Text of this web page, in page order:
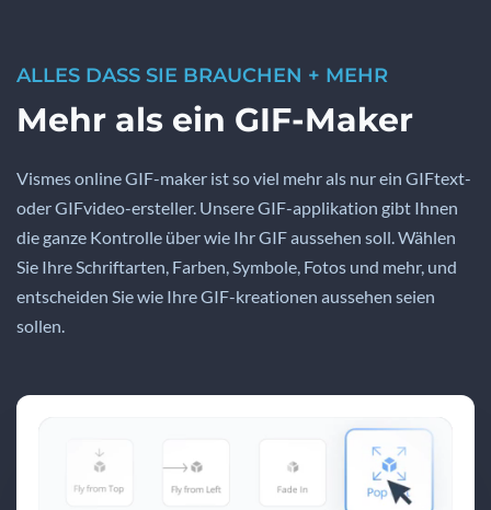
ALLES DASS SIE BRAUCHEN + MEHR
Mehr als ein GIF-Maker
Vismes online GIF-maker ist so viel mehr als nur ein GIFtext-
oder GIFvideo-ersteller. Unsere GIF-applikation gibt Ihnen
die ganze Kontrolle über wie Ihr GIF aussehen soll. Wählen
Sie Ihre Schriftarten, Farben, Symbole, Fotos und mehr, und
entscheiden Sie wie Ihre GIF-kreationen aussehen seien
sollen.